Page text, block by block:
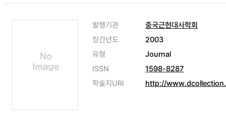
발행기관
중국근현대사학회
창간년도
2003
유형
Journal
ISSN
1598-8287
학술지URI
http://